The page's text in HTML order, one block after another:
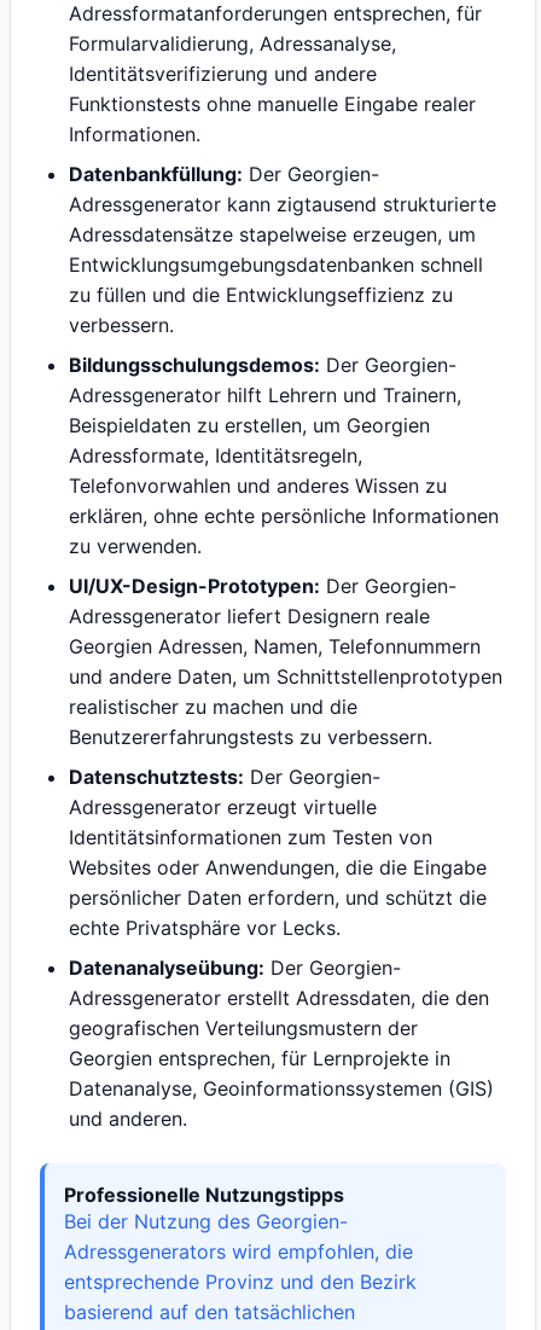
Adressformatanforderungen entsprechen, für
Formularvalidierung, Adressanalyse,
Identitätsverifizierung und andere
Funktionstests ohne manuelle Eingabe realer
Informationen.
Datenbankfüllung: Der Georgien-
Adressgenerator kann zigtausend strukturierte
Adressdatensätze stapelweise erzeugen, um
Entwicklungsumgebungsdatenbanken schnell
zu füllen und die Entwicklungseffizienz zu
verbessern.
Bildungsschulungsdemos: Der Georgien-
Adressgenerator hilft Lehrern und Trainern,
Beispieldaten zu erstellen, um Georgien
Adressformate, Identitätsregeln,
Telefonvorwahlen und anderes Wissen zu
erklären, ohne echte persönliche Informationen
zu verwenden.
UI/UX-Design-Prototypen: Der Georgien-
Adressgenerator liefert Designern reale
Georgien Adressen, Namen, Telefonnummern
und andere Daten, um Schnittstellenprototypen
realistischer zu machen und die
Benutzererfahrungstests zu verbessern.
Datenschutztests: Der Georgien-
Adressgenerator erzeugt virtuelle
Identitätsinformationen zum Testen von
Websites oder Anwendungen, die die Eingabe
persönlicher Daten erfordern, und schützt die
echte Privatsphäre vor Lecks.
Datenanalyseübung: Der Georgien-
Adressgenerator erstellt Adressdaten, die den
geografischen Verteilungsmustern der
Georgien entsprechen, für Lernprojekte in
Datenanalyse, Geoinformationssystemen (GIS)
und anderen.
Professionelle Nutzungstipps
Bei der Nutzung des Georgien-
Adressgenerators wird empfohlen, die
entsprechende Provinz und den Bezirk
basierend auf den tatsächlichen